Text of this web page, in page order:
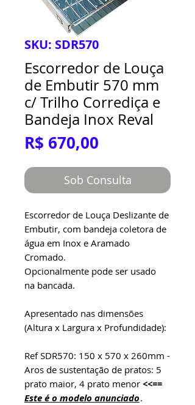
SKU: SDR570
Escorredor de Louça
de Embutir 570 mm
c/ Trilho Corrediça e
Bandeja Inox Reval
R$ 670,00
Sob Consulta
Escorredor de Louça Deslizante de
Embutir, com bandeja coletora de
água em Inox e Aramado
Cromado.
Opcionalmente pode ser usado
na bancada.
Apresentado nas dimensões
(Altura x Largura x Profundidade):
Ref SDR570: 150 x 570 x 260mm -
Aros de sustentação de pratos: 5
prato maior, 4 prato menor <<==
Este é o modelo anunciado.